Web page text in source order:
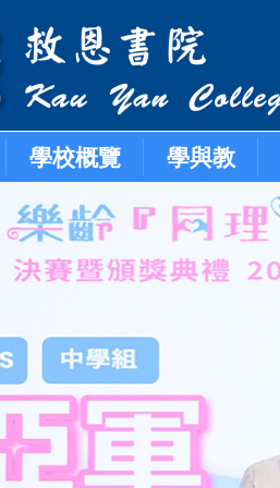
學校概覽 學與教